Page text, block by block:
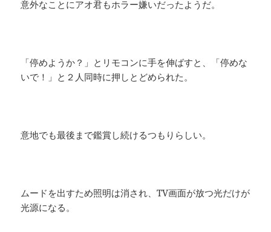
意外なことにアオ君もホラー嫌いだったようだ。
「停めようか？」とリモコンに手を伸ばすと、「停めな
いで！」と２人同時に押しとどめられた。
意地でも最後まで鑑賞し続けるつもりらしい。
ムードを出すため照明は消され、TV画面が放つ光だけが
光源になる。